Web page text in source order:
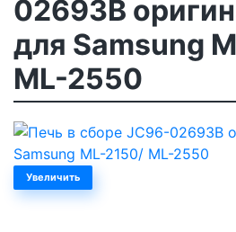
02693B
для Samsung
ML-2550
Увеличить